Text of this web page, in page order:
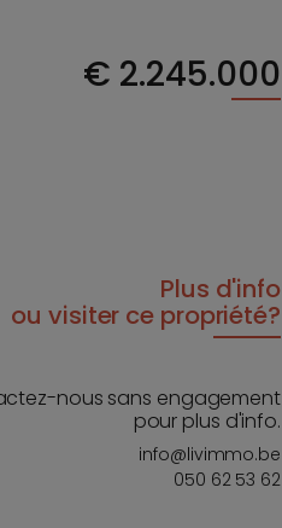
€ 2.245.000
Plus d'info
ou visiter ce propriété?
nous sans engagement
pour plus d'info.
info@livimmo.be
050 62 53 62